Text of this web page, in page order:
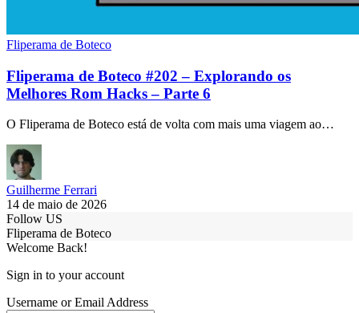
Fliperama de Boteco
Fliperama de Boteco #202 – Explorando os
Melhores Rom Hacks – Parte 6
O Fliperama de Boteco está de volta com mais uma viagem ao…
Guilherme Ferrari
14 de maio de 2026
Follow US
Fliperama de Boteco
Welcome Back!
Sign in to your account
Username or Email Address